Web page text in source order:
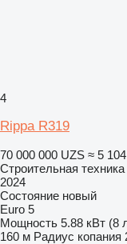
4
Rippa R319
70 000 000 UZS ≈ 5
Строительная
2024
Состояние новый
Euro 5
Мощность 5.88 кВт (8
160 м Радиус копания